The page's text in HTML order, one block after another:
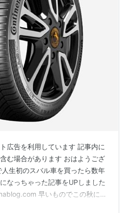
広告を利用しています 記事内に
む場合があります おはようござ
生初のスバル車を買ったら数年
なっちゃった記事をUPしました
早いものでこの秋には